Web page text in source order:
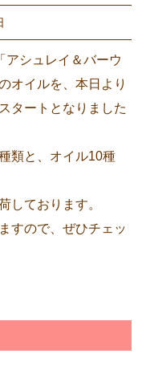
アシュレイ＆バーウ
オイルを、本日より
タートとなりました
類と、オイル10種
しております。
すので、ぜひチェッ